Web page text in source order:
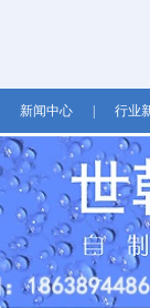
新闻中心 行业